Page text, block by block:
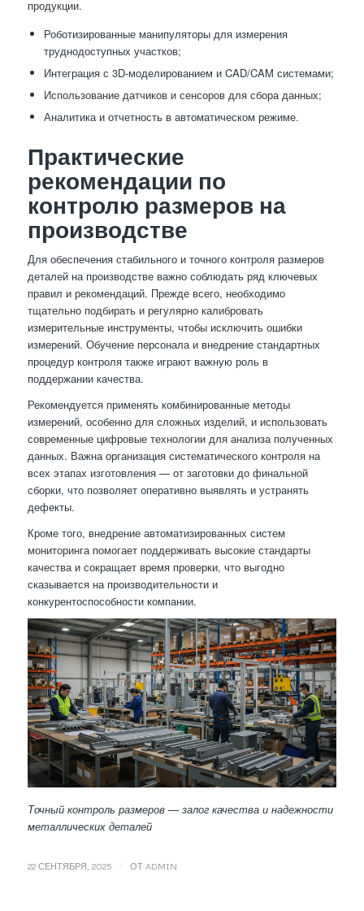
продукции.
Роботизированные манипуляторы для измерения
труднодоступных участков;
Интеграция с 3D-моделированием и CAD/CAM системами;
Использование датчиков и сенсоров для сбора данных;
Аналитика и отчетность в автоматическом режиме.
Практические
рекомендации по
контролю размеров на
производстве
Для обеспечения стабильного и точного контроля размеров
деталей на производстве важно соблюдать ряд ключевых
правил и рекомендаций. Прежде всего, необходимо
тщательно подбирать и регулярно калибровать
измерительные инструменты, чтобы исключить ошибки
измерений. Обучение персонала и внедрение стандартных
процедур контроля также играют важную роль в
поддержании качества.
Рекомендуется применять комбинированные методы
измерений, особенно для сложных изделий, и использовать
современные цифровые технологии для анализа полученных
данных. Важна организация систематического контроля на
всех этапах изготовления — от заготовки до финальной
сборки, что позволяет оперативно выявлять и устранять
дефекты.
Кроме того, внедрение автоматизированных систем
мониторинга помогает поддерживать высокие стандарты
качества и сокращает время проверки, что выгодно
сказывается на производительности и
конкурентоспособности компании.
Точный контроль размеров — залог качества и надежности
металлических деталей
22 СЕНТЯБРЯ, 2025 ОТ ADMIN